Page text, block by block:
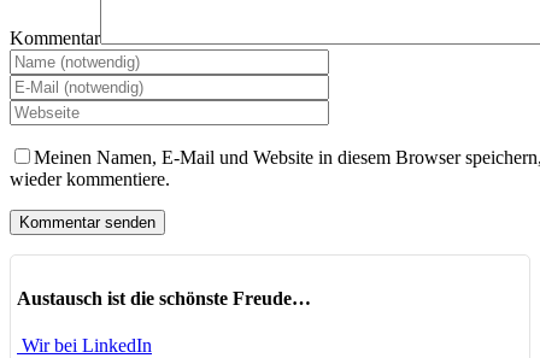
Kommentar
Meinen Namen, E-Mail und Website in diesem Browser
wieder kommentiere.
Austausch ist die schönste Freude…
Wir bei LinkedIn